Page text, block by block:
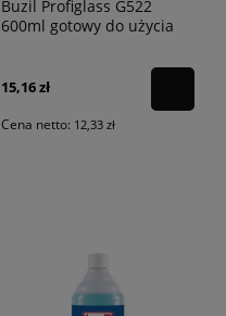
Buzil Profiglass G522
600ml gotowy do użycia
15,16 zł
Cena netto: 12,33 zł